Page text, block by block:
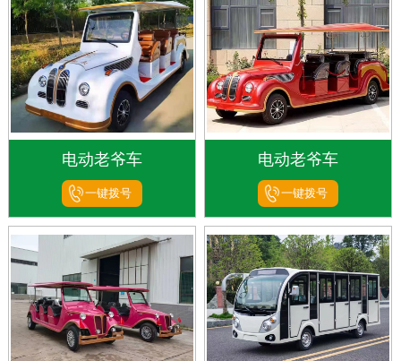
电动老爷车
一键拨号
电动老爷车
一键拨号